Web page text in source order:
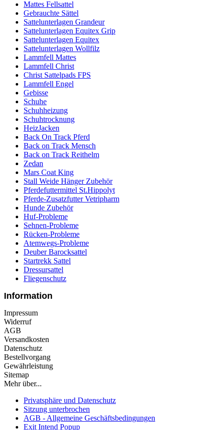
Mattes Fellsattel
Gebrauchte Sättel
Sattelunterlagen Grandeur
Sattelunterlagen Equitex Grip
Sattelunterlagen Equitex
Sattelunterlagen Wollfilz
Lammfell Mattes
Lammfell Christ
Christ Sattelpads FPS
Lammfell Engel
Gebisse
Schuhe
Schuhheizung
Schuhtrocknung
HeizJacken
Back On Track Pferd
Back on Track Mensch
Back on Track Reithelm
Zedan
Mars Coat King
Stall Weide Hänger Zubehör
Pferdefuttermittel St.Hippolyt
Pferde-Zusatzfutter Vetripharm
Hunde Zubehör
Huf-Probleme
Sehnen-Probleme
Rücken-Probleme
Atemwegs-Probleme
Deuber Barocksattel
Startrekk Sattel
Dressursattel
Fliegenschutz
Information
Impressum
Widerruf
AGB
Versandkosten
Datenschutz
Bestellvorgang
Gewährleistung
Sitemap
Mehr über...
Privatsphäre und Datenschutz
Sitzung unterbrochen
AGB - Allgemeine Geschäftsbedingungen
Exit Intend Popup